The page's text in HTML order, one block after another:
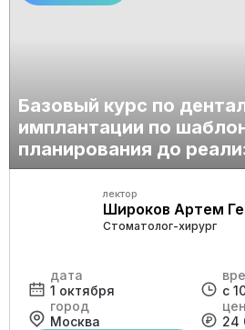
Базовый курс по
имплантации по
планирования до
лектор
Широков Артем
Стоматолог-хирург
дата
1 октября
с
город
Москва
24